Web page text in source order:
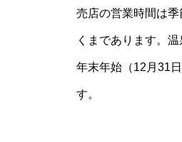
売店の営業時間は
くまであります。
年末年始（12月31
す。